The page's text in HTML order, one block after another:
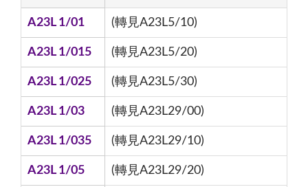
A23L 1/01 (轉見A23L5/10)
A23L 1/015 (轉見A23L5/20)
A23L 1/025 (轉見A23L5/30)
A23L 1/03 (轉見A23L29/00)
A23L 1/035 (轉見A23L29/10)
A23L 1/05 (轉見A23L29/20)